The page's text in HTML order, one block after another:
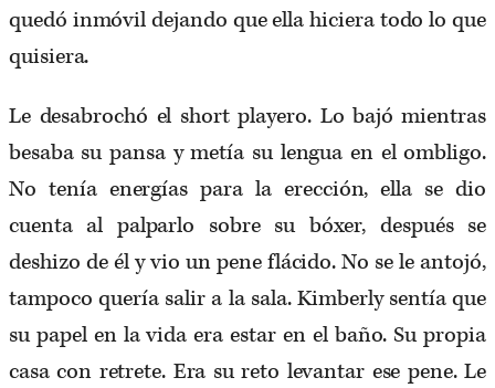
quedó inmóvil dejando que ella hiciera todo lo que
quisiera.
Le desabrochó el short playero. Lo bajó mientras
besaba su pansa y metía su lengua en el ombligo.
No tenía energías para la erección, ella se dio
cuenta al palparlo sobre su bóxer, después se
deshizo de él y vio un pene flácido. No se le antojó,
tampoco quería salir a la sala. Kimberly sentía que
su papel en la vida era estar en el baño. Su propia
casa con retrete. Era su reto levantar ese pene. Le